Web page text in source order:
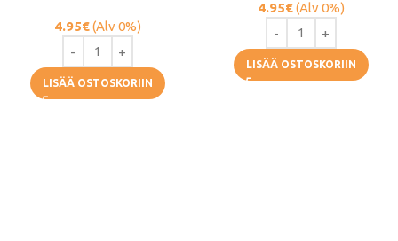
4.95€(Alv 0%)
LISÄÄ OSTOSKORIIN
4.95€(Alv 0%)
LISÄÄ OSTOSKORIIN